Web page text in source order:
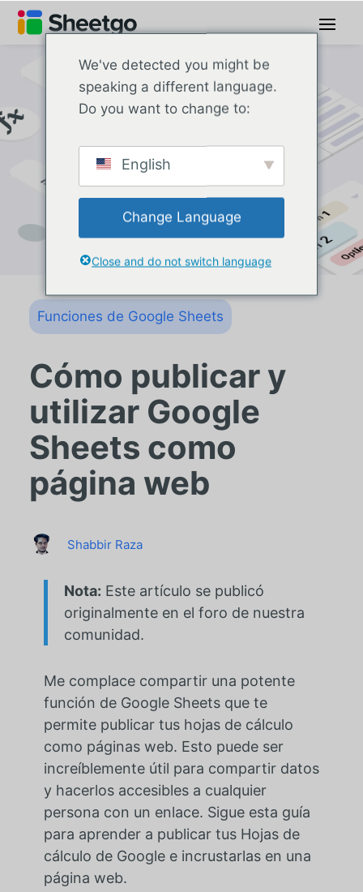
Funciones de Google Sheets
Cómo publicar y
utilizar Google
Sheets como
página web
Shabbir Raza
Nota: Este artículo se publicó
originalmente en el foro de nuestra
comunidad.
Me complace compartir una potente
función de Google Sheets que te
permite publicar tus hojas de cálculo
como páginas web. Esto puede ser
increíblemente útil para compartir datos
y hacerlos accesibles a cualquier
persona con un enlace. Sigue esta guía
para aprender a publicar tus Hojas de
cálculo de Google e incrustarlas en una
página web.
We've detected you might be
speaking a different language.
Do you want to change to:
English
Change Language
Close and do not switch language